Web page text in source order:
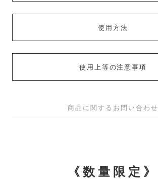
使用方法
使用上等の注意事項
商品に関するお問い合わせ
《数量限定》